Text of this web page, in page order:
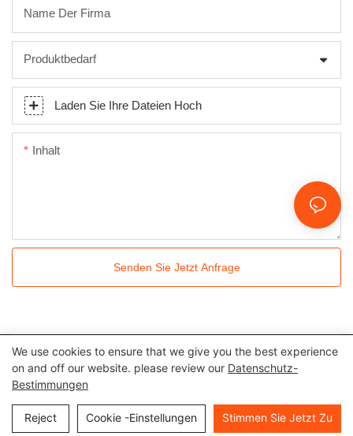
Name Der Firma
Produktbedarf
Laden Sie Ihre Dateien Hoch
Inhalt
Senden Sie Jetzt Anfrage
Alle Rechte vorbehalten © 2024 Kingkonree International China
Surface Industrial Co., Ltd |
Seitenverzeichnis
We use cookies to ensure that we give you the best experience
on and off our website. please review our Datenschutz-
Bestimmungen
Reject Cookie -Einstellungen Stimmen Sie Jetzt Zu